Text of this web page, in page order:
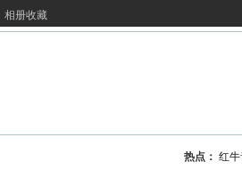
相册收藏
热点： 红